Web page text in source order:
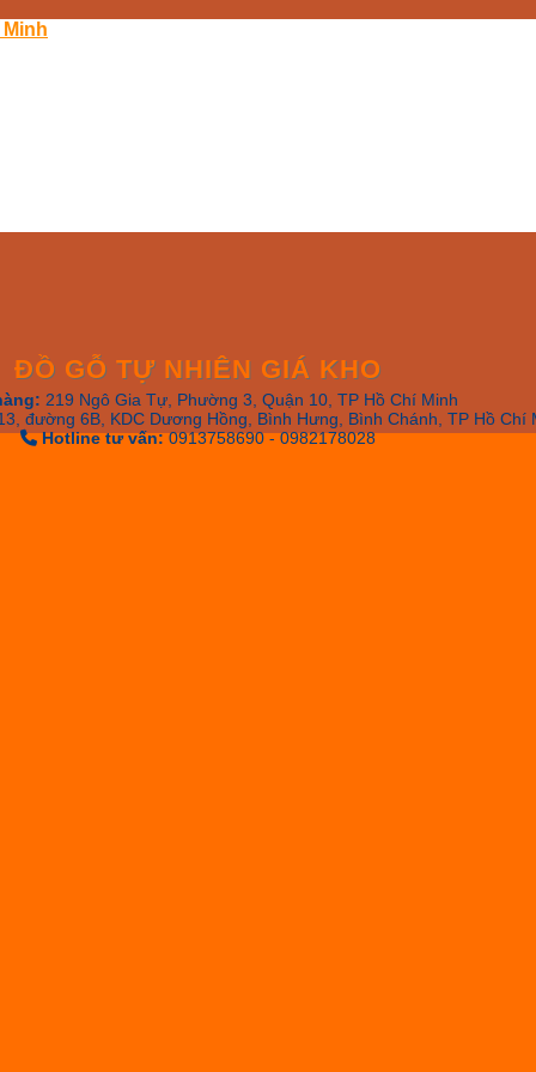
ĐỒ GỖ TỰ NHIÊN GIÁ KHO
219 Ngô Gia Tự, Phường 3, Quận 10, TP Hồ Chí Minh
đường 6B, KDC Dương Hồng, Bình Hưng, Bình Chánh, TP Hồ Chí
Hotline tư vấn:0913758690 - 0982178028